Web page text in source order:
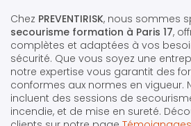
Chez PREVENTIRISK, nous sommes
secourisme formation à Paris 17,
complètes et adaptées à vos
sécurité. Que vous soyez une
notre expertise vous garantit des
conformes aux normes en vigueur.
incluent des sessions de
incendie, et de mise en sureté.